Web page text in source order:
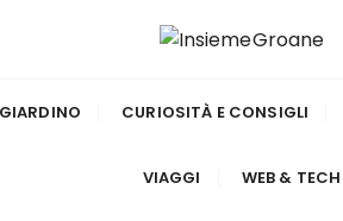
CURIOSITÀ E CONSIGLI
VIAGGI WEB & TECH